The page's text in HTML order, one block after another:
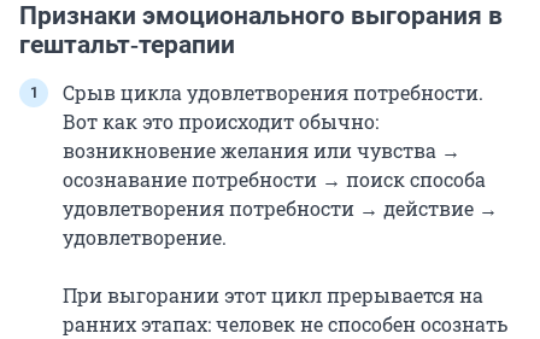
Признаки эмоционального выгорания в
гештальт‑терапии
Срыв цикла удовлетворения потребности.
Вот как это происходит обычно:
возникновение желания или чувства →
осознавание потребности → поиск способа
удовлетворения потребности → действие →
удовлетворение.
При выгорании этот цикл прерывается на
ранних этапах: человек не способен осознать